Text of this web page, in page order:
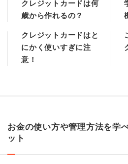
クレジットカードは何
歳から作れるの？
クレジットカードはと
にかく使いすぎに注
意！
お金の使い方や管理方法を学
ット